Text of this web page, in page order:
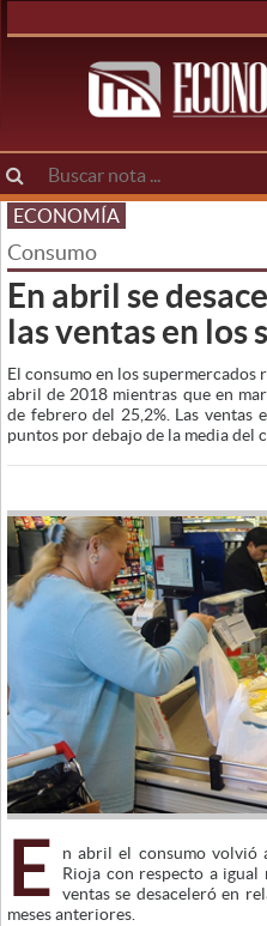
ECONOMÍA
Consumo
En abril se
las ventas en los
El consumo en los supermercados
abril de 2018 mientras que en
de febrero del 25,2%. Las ventas
puntos por debajo de la media del
E
n abril el consumo volvió
Rioja con respecto a igual
ventas se desaceleró en
meses anteriores.